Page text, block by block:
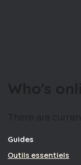
Guides
Outils essentiels